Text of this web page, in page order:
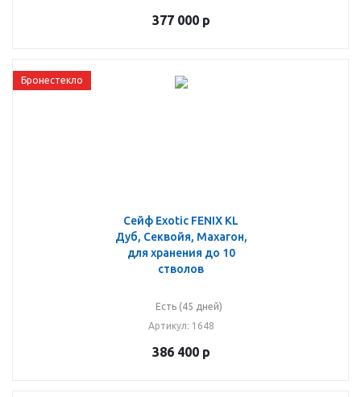
377 000р
Бронестекло
Сейф Exotic FENIX KL
Дуб, Секвойя, Махагон,
для хранения до 10
стволов
Есть (45 дней)
Артикул: 1648
386 400р